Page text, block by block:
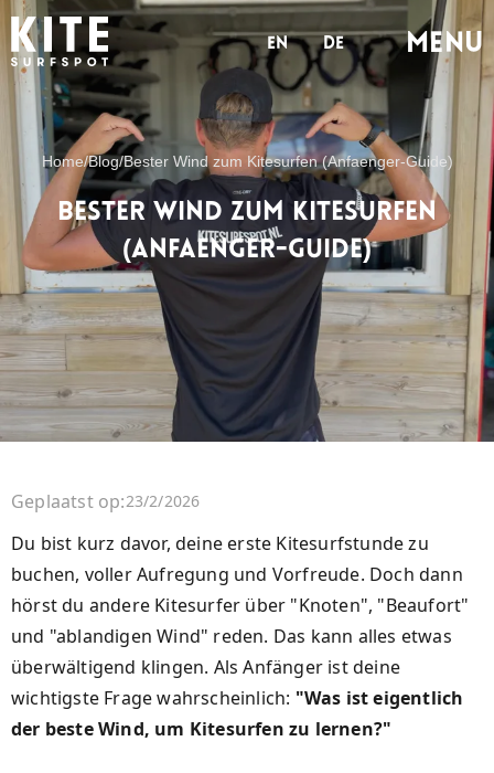
en de MENu
Home/Blog/Bester Wind zum Kitesurfen (Anfaenger-Guide)
Bester Wind zum Kitesurfen
(Anfaenger-Guide)
Geplaatst op:23/2/2026
Du bist kurz davor, deine erste Kitesurfstunde zu
buchen, voller Aufregung und Vorfreude. Doch dann
hörst du andere Kitesurfer über "Knoten", "Beaufort"
und "ablandigen Wind" reden. Das kann alles etwas
überwältigend klingen. Als Anfänger ist deine
wichtigste Frage wahrscheinlich: "Was ist eigentlich
der beste Wind, um Kitesurfen zu lernen?"